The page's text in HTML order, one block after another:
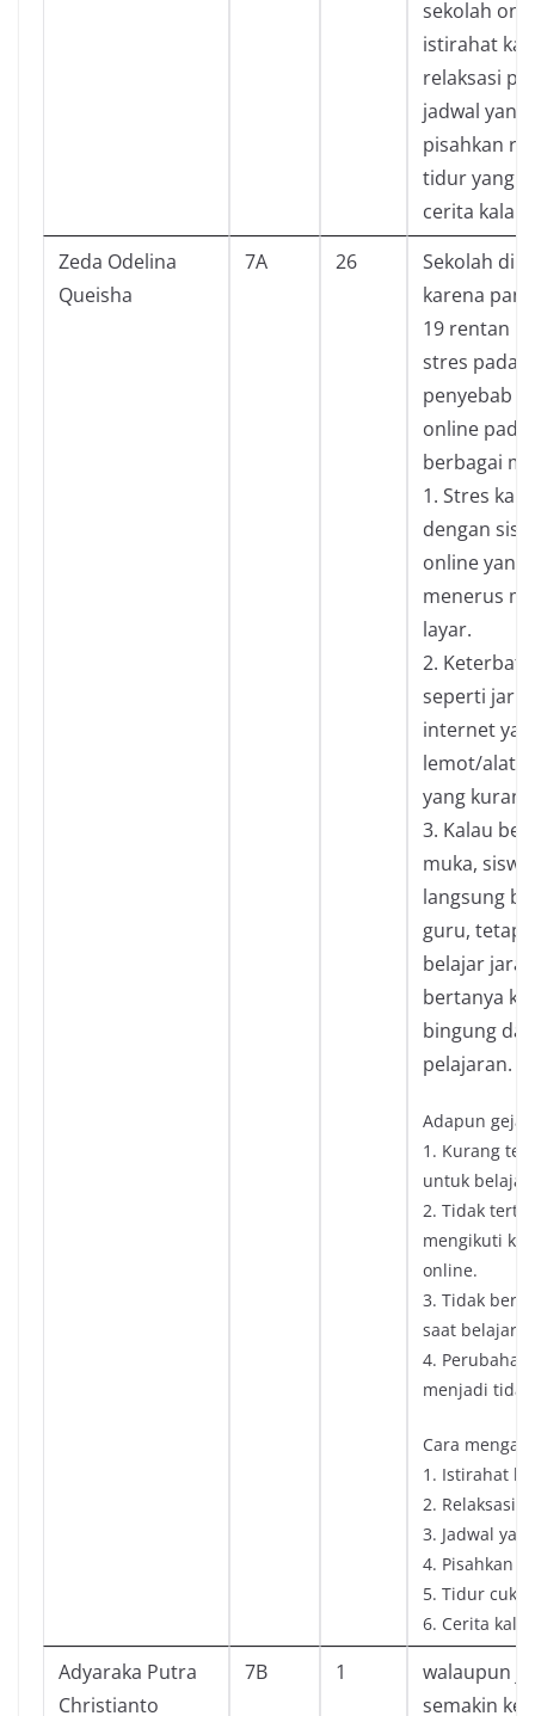
sekolah
istirahat
relaksasi
jadwal yang
pisahkan
tidur yang
cerita kalau
Zeda Odelina
Queisha
7A 26
Sekolah di
karena
19 rentan
stres pada
penyebab
online
berbagai
1. Stres
dengan
online yang
menerus
layar.
2.
seperti
internet
lemot/alat
yang
3. Kalau
muka,
langsung
guru, tetapi
belajar
bertanya
bingung
pelajaran.
Adapun
1. Kurang
untuk belajar.
2. Tidak
mengikuti
online.
3. Tidak
saat belajar
4. Perubahan
menjadi
Cara
1. Istirahat
2. Relaksasi
3. Jadwal
4. Pisahkan
5. Tidur
6. Cerita
Adyaraka Putra
Christianto
7B 1
walaupun
semakin